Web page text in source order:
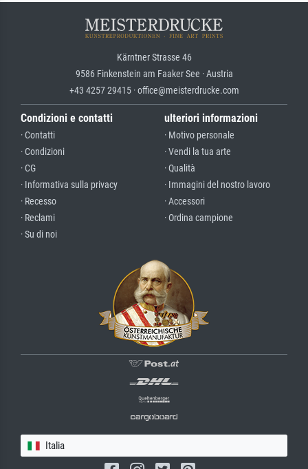
Kärntner Strasse 46
9586 Finkenstein am Faaker See · Austria
+43 4257 29415 · office@meisterdrucke.com
Condizioni e contatti
· Contatti
· Condizioni
· CG
· Informativa sulla privacy
· Recesso
· Reclami
· Su di noi
ulteriori informazioni
· Motivo personale
· Vendi la tua arte
· Qualità
· Immagini del nostro lavoro
· Accessori
· Ordina campione
Italia